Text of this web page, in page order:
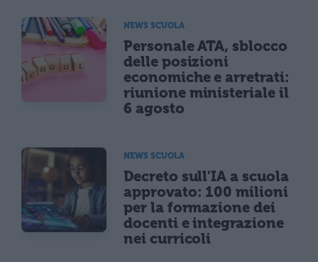
NEWS SCUOLA
Personale ATA, sblocco
delle posizioni
economiche e arretrati:
riunione ministeriale il
6 agosto
NEWS SCUOLA
Decreto sull'IA a scuola
approvato: 100 milioni
per la formazione dei
docenti e integrazione
nei curricoli